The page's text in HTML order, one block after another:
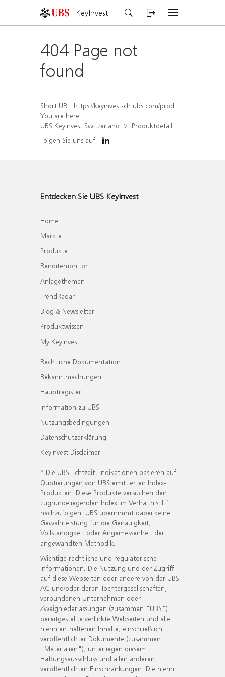
KeyInvest
404 Page not
found
Short URL: https://keyinvest-ch.ubs.com/produkt/detail/index/isin/CH1564524093
You are here:
UBS KeyInvest Switzerland
Produktdetail
Folgen Sie uns auf
Entdecken Sie UBS KeyInvest
Home
Märkte
Produkte
Renditemonitor
Anlagethemen
TrendRadar
Blog & Newsletter
Produktwissen
My KeyInvest
Rechtliche Dokumentation
Bekanntmachungen
Hauptregister
Information zu UBS
Nutzungsbedingungen
Datenschutzerklärung
KeyInvest Disclaimer
* Die UBS Echtzeit- Indikationen basieren auf
Quotierungen von UBS emittierten Index-
Produkten. Diese Produkte versuchen den
zugrundeliegenden Index im Verhältnis 1:1
nachzufolgen. UBS übernimmt dabei keine
Gewährleistung für die Genauigkeit,
Vollständigkeit oder Angemessenheit der
angewandten Methodik.
Wichtige rechtliche und regulatorische
Informationen. Die Nutzung und der Zugriff
auf diese Webseiten oder andere von der UBS
AG und/oder deren Tochtergesellschaften,
verbundenen Unternehmen oder
Zweigniederlassungen (zusammen "UBS")
bereitgestellte verlinkte Webseiten und alle
hierin enthaltenen Inhalte, einschließlich
veröffentlichter Dokumente (zusammen
"Materialien"), unterliegen diesem
Haftungsausschluss und allen anderen
veröffentlichten Einschränkungen. Die hierin